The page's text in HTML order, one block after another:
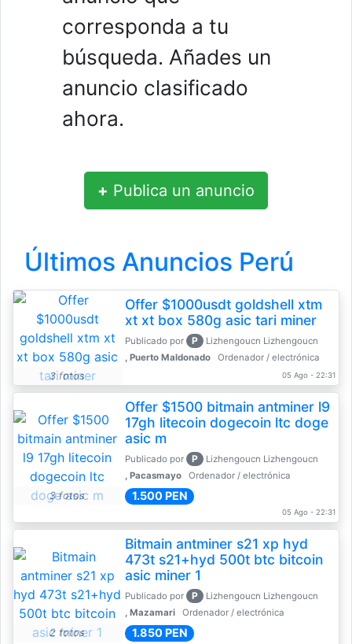
corresponda a tu
búsqueda. Añades un
anuncio clasificado
ahora.
+ Publica un anuncio
Últimos Anuncios Perú
3 fotos
Offer $1000usdt goldshell xtm
xt xt box 580g asic tari miner
Publicado por P
Lizhengoucn Lizhengoucn
, Puerto Maldonado
Ordenador / electrónica
05 Ago - 22:31
3 fotos
Offer $1500 bitmain antminer l9
17gh litecoin dogecoin ltc doge
asic m
Publicado por P
Lizhengoucn Lizhengoucn
, Pacasmayo
Ordenador / electrónica
1.500 PEN
05 Ago - 22:31
2 fotos
Bitmain antminer s21 xp hyd
473t s21+hyd 500t btc bitcoin
asic miner 1
Publicado por P
Lizhengoucn Lizhengoucn
, Mazamari
Ordenador / electrónica
1.850 PEN